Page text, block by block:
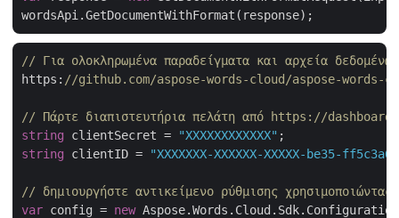
// Για ολοκληρωμένα παραδείγματα και αρχεία
https: //github.com/aspose-words-cloud/aspose-words-
// Πάρτε διαπιστευτήρια πελάτη από https://
string clientSecret = "XXXXXXXXXXXX"
string clientID = "XXXXXXX-XXXXXX-XXXXX-be35-
// δημιουργήστε αντικείμενο ρύθμισης
var config = new